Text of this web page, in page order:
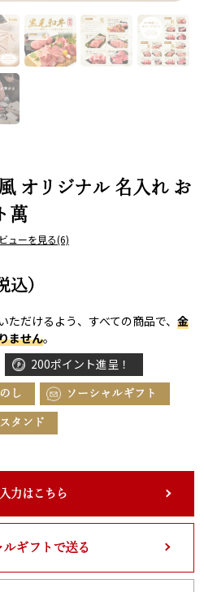
オリジナル 名入れ お
萬
ューを見る(6)
込)
だけるよう、すべての商品で、 金
ません。
200ポイント進呈！
のし ソーシャルギフト
タンド
力はこちら
ルギフトで送る